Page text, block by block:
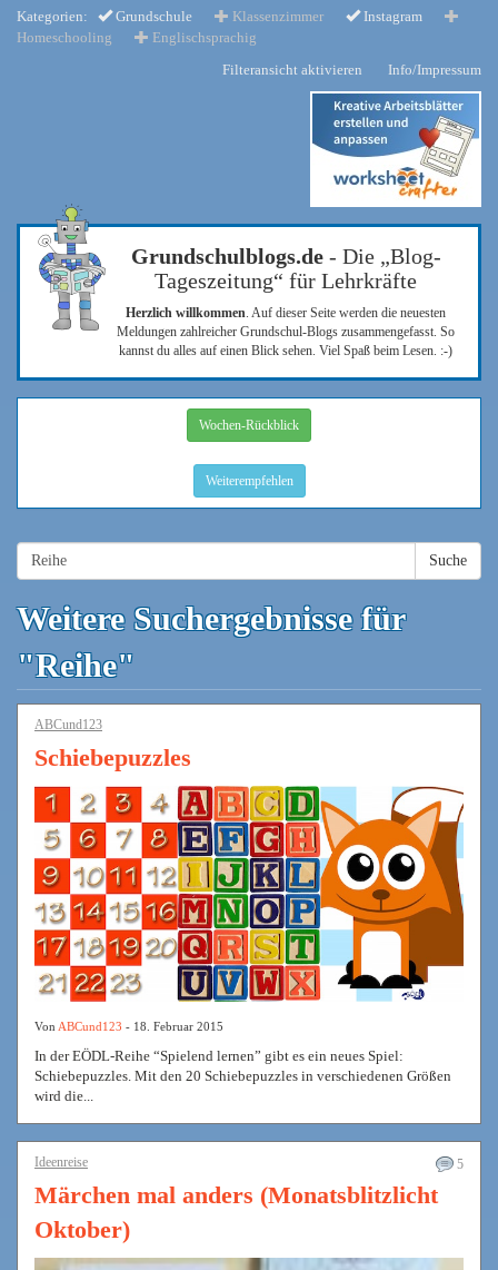
Kategorien: Grundschule Klassenzimmer
Instagram
Homeschooling
Englischsprachig
Filteransicht aktivieren
Info/Impressum
Grundschulblogs.de- Die „Blog-
Tageszeitung“ für Lehrkräfte
Herzlich willkommen. Auf dieser Seite werden die neuesten
Meldungen zahlreicher Grundschul-Blogs zusammengefasst. So
kannst du alles auf einen Blick sehen. Viel Spaß beim Lesen. :-)
Wochen-Rückblick
Weiterempfehlen
Suche
Weitere Suchergebnisse für
"Reihe"
ABCund123
Schiebepuzzles
Von ABCund123 - 18. Februar 2015
In der EÖDL-Reihe “Spielend lernen” gibt es ein neues Spiel:
Schiebepuzzles. Mit den 20 Schiebepuzzles in verschiedenen Größen
wird die...
5
Ideenreise
Märchen mal anders (Monatsblitzlicht
Oktober)